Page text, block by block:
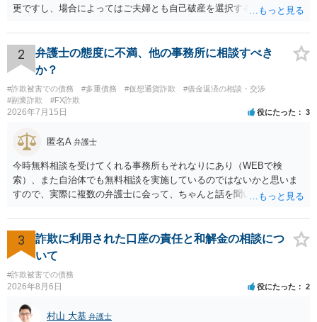
更ですし、場合によってはご夫婦とも自己破産を選択する方法もある
2
弁護士の態度に不満、他の事務所に相談すべき
か？
#詐欺被害での債務 #多重債務 #仮想通貨詐欺
#借金返済の相談・交渉
#副業詐欺
#FX詐欺
2026年7月15日 役にたった 3
匿名A 弁護士
今時無料相談を受けてくれる事務所もそれなりにあり（WEBで検
索）、また自治体でも無料相談を実施しているのではないかと思いま
すので、実際に複数の弁護士に会って、ちゃんと話を聞いてくれる
はそもそも事案を把握できていないようですので、御相談の案件につ
いては弁護士として能力不足なのかもしれません。相手にしない方が
良いと思います。ただ、仮想通貨詐欺の被害回復は現実的には難しい
かもしれません。
3
詐欺に利用された口座の責任と和解金の相談につ
いて
#詐欺被害での債務
2026年8月6日 役にたった 2
村山 大基 弁護士